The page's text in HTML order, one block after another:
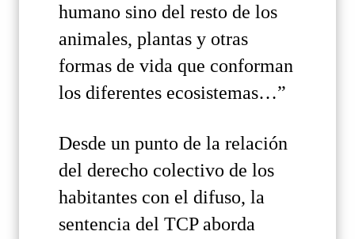
humano sino del resto de los
animales, plantas y otras
formas de vida que conforman
los diferentes ecosistemas…”
Desde un punto de la relación
del derecho colectivo de los
habitantes con el difuso, la
sentencia del TCP aborda